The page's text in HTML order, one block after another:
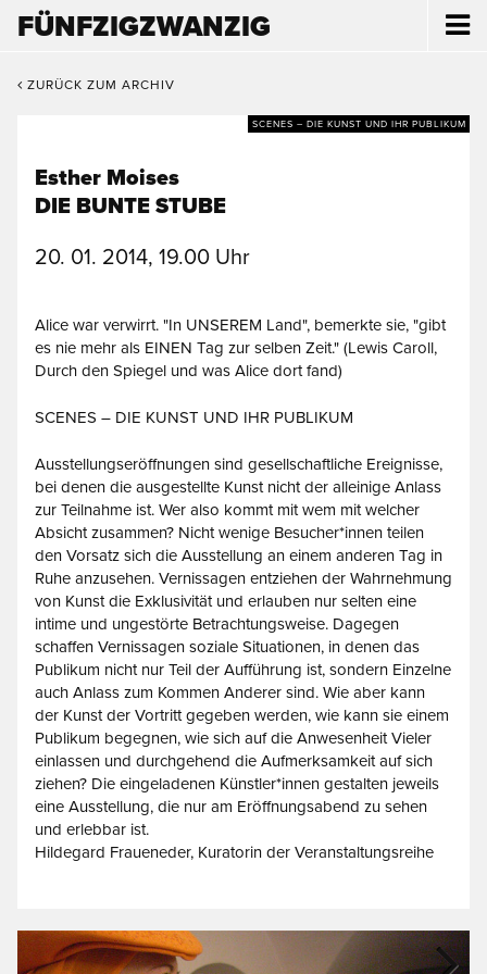
FÜNFZIGZWANZIG
ZURÜCK ZUM ARCHIV
SCENES – DIE KUNST UND IHR PUBLIKUM
Esther Moises
DIE BUNTE STUBE
20. 01. 2014, 19.00 Uhr
Alice war verwirrt. "In UNSEREM Land", bemerkte sie, "gibt
es nie mehr als EINEN Tag zur selben Zeit." (Lewis Caroll,
Durch den Spiegel und was Alice dort fand)
SCENES – DIE KUNST UND IHR PUBLIKUM
Ausstellungseröffnungen sind gesellschaftliche Ereignisse,
bei denen die ausgestellte Kunst nicht der alleinige Anlass
zur Teilnahme ist. Wer also kommt mit wem mit welcher
Absicht zusammen? Nicht wenige Besucher*innen teilen
den Vorsatz sich die Ausstellung an einem anderen Tag in
Ruhe anzusehen. Vernissagen entziehen der Wahrnehmung
von Kunst die Exklusivität und erlauben nur selten eine
intime und ungestörte Betrachtungsweise. Dagegen
schaffen Vernissagen soziale Situationen, in denen das
Publikum nicht nur Teil der Aufführung ist, sondern Einzelne
auch Anlass zum Kommen Anderer sind. Wie aber kann
der Kunst der Vortritt gegeben werden, wie kann sie einem
Publikum begegnen, wie sich auf die Anwesenheit Vieler
einlassen und durchgehend die Aufmerksamkeit auf sich
ziehen? Die eingeladenen Künstler*innen gestalten jeweils
eine Ausstellung, die nur am Eröffnungsabend zu sehen
und erlebbar ist.
Hildegard Fraueneder, Kuratorin der Veranstaltungsreihe